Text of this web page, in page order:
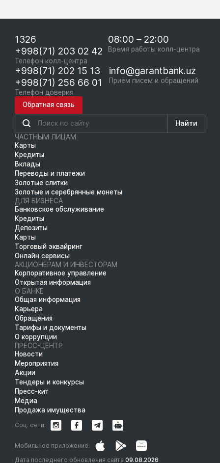
1326
+998(71) 203 02 42
Телефон колл-центра
08:00 – 22:00
Время работы колл-центра
+998(71) 202 15 13
+998(71) 256 66 01
Телефон доверия
info@garantbank.uz
Приём писем и обращений
Обратная связь
Найти
ЧАСТНЫМ ЛИЦАМ
Карты
Кредиты
Вклады
Переводы и платежи
Золотые слитки
Золотые и серебрянные монеты
ДЛЯ БИЗНЕСА
Банковское обслуживание
Кредиты
Депозиты
Карты
Торговый эквайринг
Онлайн сервисы
АКЦИОНЕРАМ И ИНВЕСТОРАМ
Корпоративное управление
Открытая информация
О БАНКЕ
Общая информация
Карьера
Обращения
Тарифы и документы
О коррупции
ПРЕСС-ЦЕНТР
Новости
Мероприятия
Акции
Тендеры и конкурсы
Пресс-кит
Медиа
Продажа имущества
Дата последнего обновления сайта 09.08.2026
Мобильное приложение:
Соц. сети: